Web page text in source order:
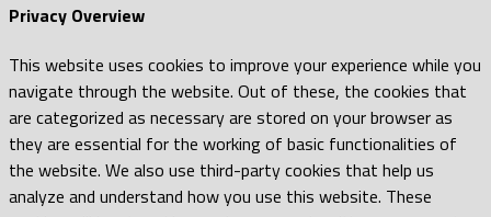
Privacy Overview
This website uses cookies to improve your experience while you
navigate through the website. Out of these, the cookies that
are categorized as necessary are stored on your browser as
they are essential for the working of basic functionalities of
the website. We also use third-party cookies that help us
analyze and understand how you use this website. These